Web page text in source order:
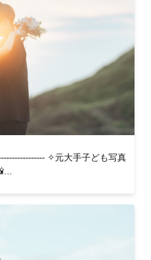
✧元大手子ども写真